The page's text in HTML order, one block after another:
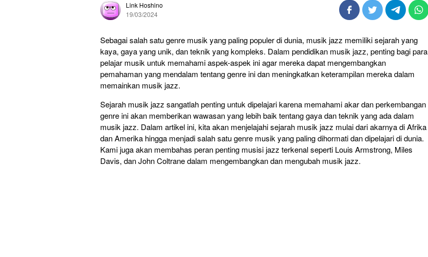
Link Hoshino
19/03/2024
Sebagai salah satu genre musik yang paling populer di dunia, musik jazz memiliki sejarah yang
kaya, gaya yang unik, dan teknik yang kompleks. Dalam pendidikan musik jazz, penting bagi para
pelajar musik untuk memahami aspek-aspek ini agar mereka dapat mengembangkan
pemahaman yang mendalam tentang genre ini dan meningkatkan keterampilan mereka dalam
memainkan musik jazz.
Sejarah musik jazz sangatlah penting untuk dipelajari karena memahami akar dan perkembangan
genre ini akan memberikan wawasan yang lebih baik tentang gaya dan teknik yang ada dalam
musik jazz. Dalam artikel ini, kita akan menjelajahi sejarah musik jazz mulai dari akarnya di Afrika
dan Amerika hingga menjadi salah satu genre musik yang paling dihormati dan dipelajari di dunia.
Kami juga akan membahas peran penting musisi jazz terkenal seperti Louis Armstrong, Miles
Davis, dan John Coltrane dalam mengembangkan dan mengubah musik jazz.